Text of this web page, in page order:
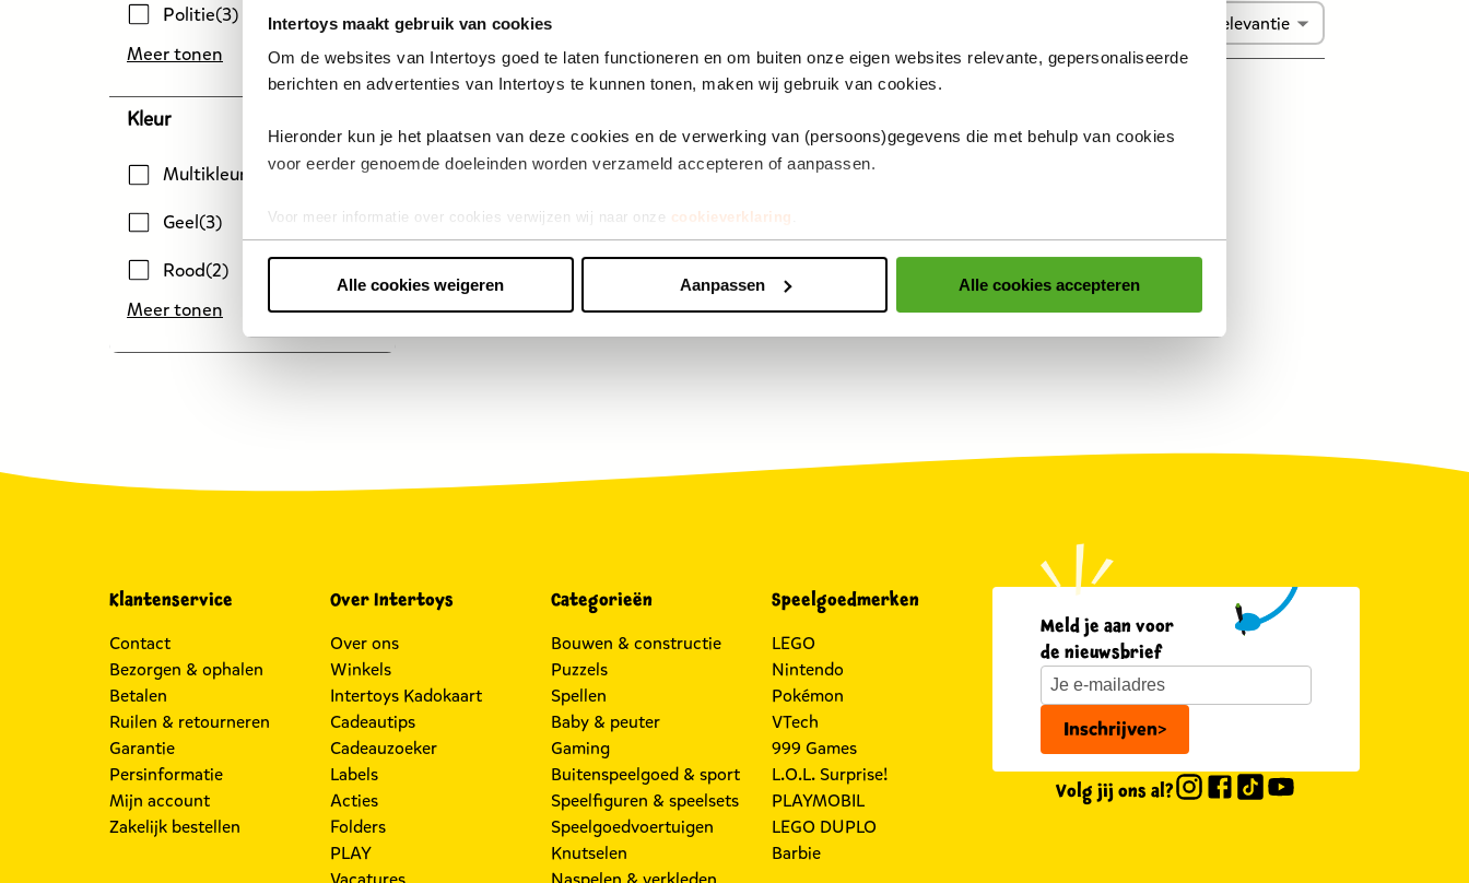
Intertoys maakt gebruik van cookies
Om de websites van Intertoys goed te laten functioneren en om buiten onze eigen websites relevante, gepersonaliseerde
berichten en advertenties van Intertoys te kunnen tonen, maken wij gebruik van cookies.
Hieronder kun je het plaatsen van deze cookies en de verwerking van (persoons)gegevens die met behulp van cookies
voor eerder genoemde doeleinden worden verzameld accepteren of aanpassen.
Voor meer informatie over cookies verwijzen wij naar onze cookieverklaring
Alle cookies weigeren Aanpassen Alle cookies accepteren
Politie(3)
Meer tonen
Kleur
Multikleur 28)
Geel(3)
Rood(2)
Meer tonen
dit
product
is
euro.
41 artikelen Relevantie
Klantenservice
Contact
Bezorgen & ophalen
Betalen
Ruilen & retourneren
Garantie
Persinformatie
Mijn account
Zakelijk bestellen
Over Intertoys
Over ons
Winkels
Intertoys Kadokaart
Cadeautips
Cadeauzoeker
Labels
Acties
Folders
PLAY
Categorieën
Bouwen & constructie
Puzzels
Spellen
Baby & peuter
Gaming
Buitenspeelgoed & sport
Speelfiguren & speelsets
Speelgoedvoertuigen
Knutselen
Speelgoedmerken
LEGO
Nintendo
Pokémon
VTech
999 Games
L.O.L. Surprise!
PLAYMOBIL
LEGO DUPLO
Barbie
Meld je aan voor
de nieuwsbrief
Inschrijven>
Volg jij ons al?